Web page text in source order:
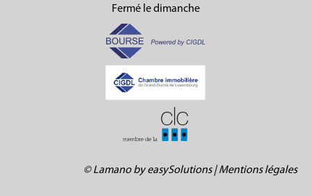
Fermé le dimanche
©LamanobyeasySolutions|Mentions légales